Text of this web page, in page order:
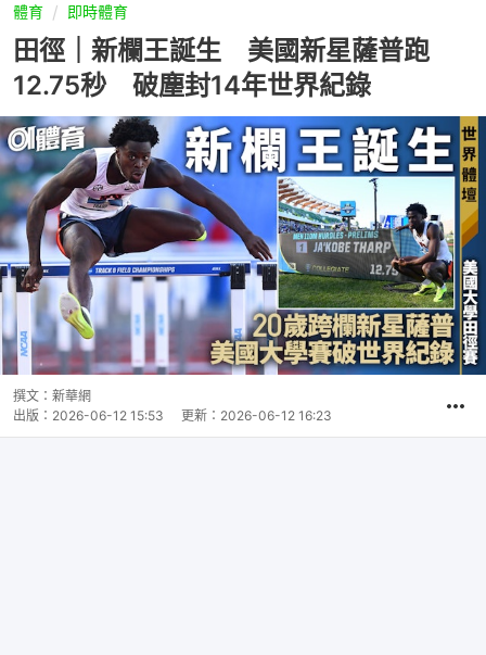
體育 即時體育
田徑｜新欄王誕生 美國新星薩普跑
12.75秒 破塵封14年世界紀錄
撰文： 新華網
出版： 2026-06-12 15:53 更新： 2026-06-12 16:23